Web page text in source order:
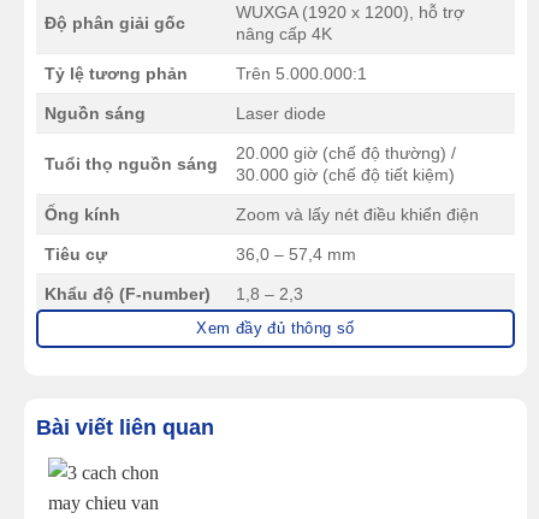
Độ phân giải gốc
WUXGA (1920 x 1200), hỗ trợ
nâng cấp 4K
Tỷ lệ tương phản Trên 5.000.000:1
Nguồn sáng Laser diode
Tuổi thọ nguồn sáng
20.000 giờ (chế độ thường) /
30.000 giờ (chế độ tiết kiệm)
Ống kính Zoom và lấy nét điều khiển điện
Tiêu cự 36,0 – 57,4 mm
Khẩu độ (F-number) 1,8 – 2,3
1 – 1,6
Tỷ lệ phóng hình
Hỗ trợ thay ống kính
Kích thước màn hình
Xem đầy đủ thông số
Bài viết liên quan